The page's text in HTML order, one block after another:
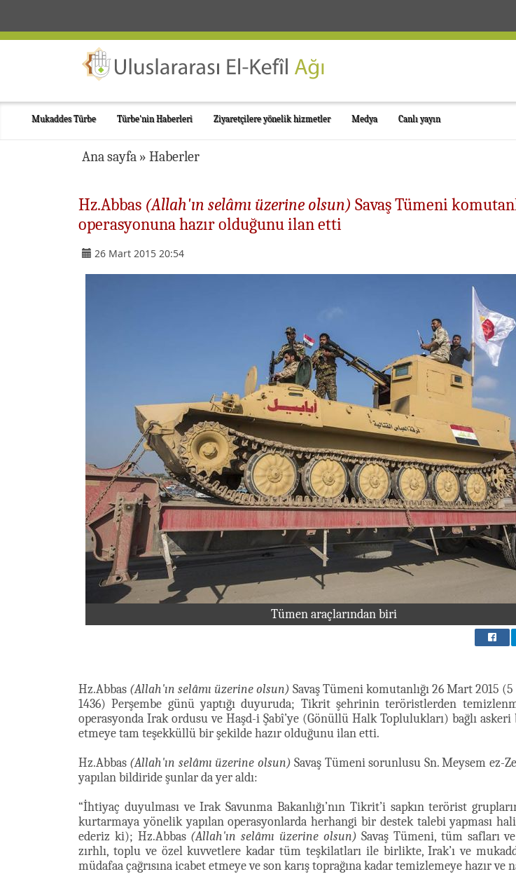
Mukaddes Türbe Türbe'nin Haberleri Ziyaretçilere yönelik hizmetler Medya Canlı yayın
Ana sayfa » Haberler
Hz.Abbas (Allah'ın selâmı üzerine olsun) Savaş Tümeni
operasyonuna hazır olduğunu ilan etti
26 Mart 2015 20:54
Tümen araçlarından biri
Hz.Abbas (Allah'ın selâmı üzerine olsun) Savaş Tümeni komutanlığı 26 Mart 2015
1436) Perşembe günü yaptığı duyuruda; Tikrit şehrinin teröristlerden
operasyonda Irak ordusu ve Haşd-i Şabî’ye (Gönüllü Halk Toplulukları) bağlı
etmeye tam teşekküllü bir şekilde hazır olduğunu ilan etti.
Hz.Abbas (Allah'ın selâmı üzerine olsun) Savaş Tümeni sorunlusu Sn. Meysem ez-
yapılan bildiride şunlar da yer aldı:
“İhtiyaç duyulması ve Irak Savunma Bakanlığı’nın Tikrit’i sapkın terörist
kurtarmaya yönelik yapılan operasyonlarda herhangi bir destek talebi yapması
ederiz ki); Hz.Abbas (Allah'ın selâmı üzerine olsun) Savaş Tümeni, tüm safları
zırhlı, toplu ve özel kuvvetlere kadar tüm teşkilatları ile birlikte, Irak’ı ve
müdafaa çağrısına icabet etmeye ve son karış toprağına kadar temizlemeye hazır ve